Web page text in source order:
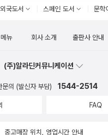
국도서 스페인 도서 문학
뉴 회사 소개 출판사 안내
(주)알라딘커뮤니케이션
문의 (발신자 부담) 1544-2514
FAQ
중고매장 위치, 영업시간 안내